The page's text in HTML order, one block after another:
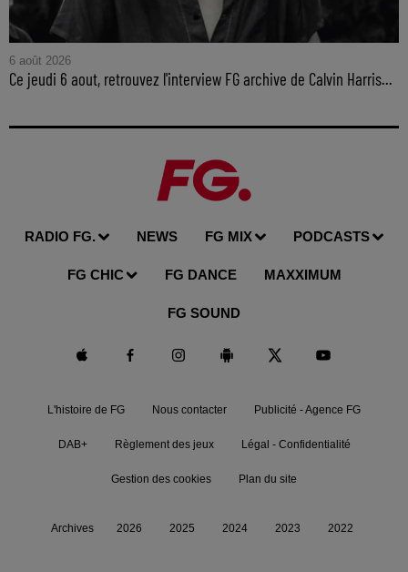
6 août 2026
Ce jeudi 6 aout, retrouvez l'interview FG archive de Calvin Harris...
RADIO FG. NEWS FG MIX PODCASTS
FG CHIC FG DANCE MAXXIMUM
FG SOUND
L'histoire de FG Nous contacter Publicité - Agence FG
DAB+ Règlement des jeux Légal - Confidentialité
Gestion des cookies Plan du site
Archives 2026 2025 2024 2023 2022